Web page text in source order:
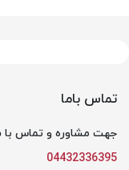
تماس باما
جهت مشاوره و تماس با
04432336395